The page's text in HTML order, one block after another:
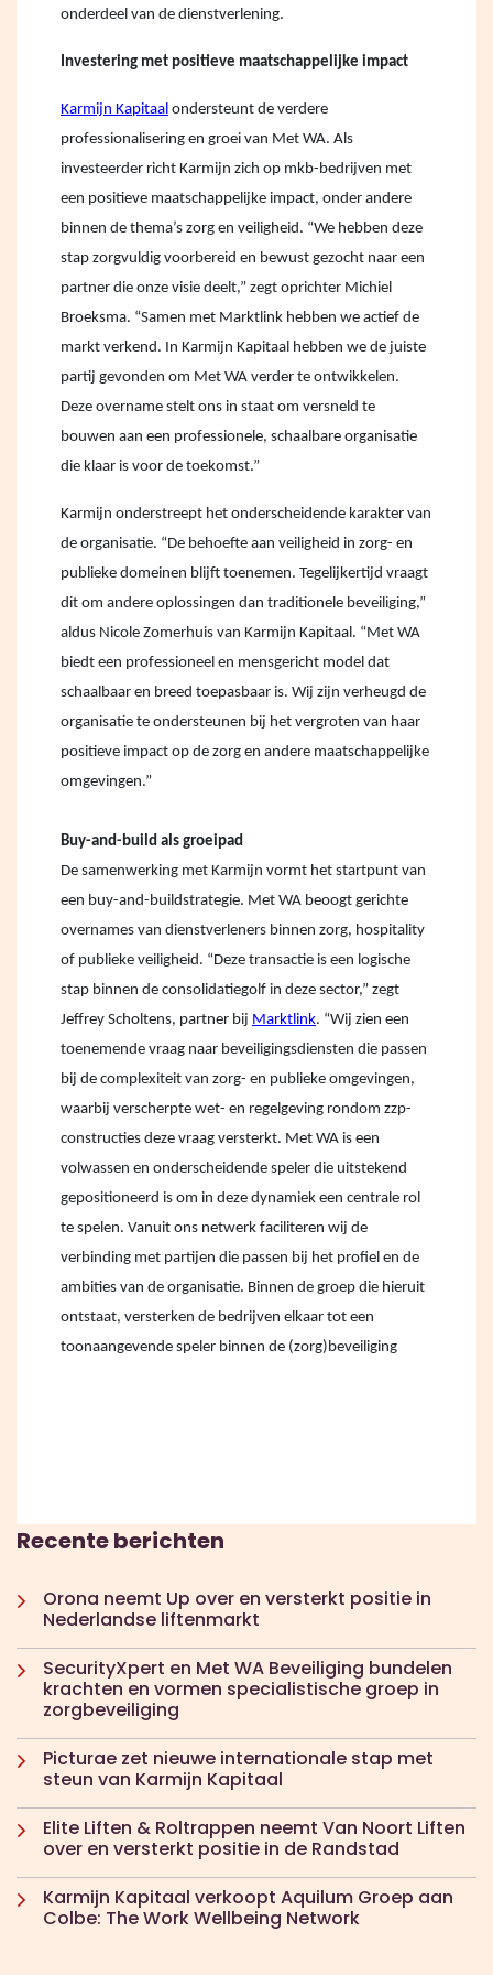
onderdeel van de dienstverlening.
Investering met positieve maatschappelijke impact
Karmijn Kapitaal ondersteunt de verdere
professionalisering en groei van Met WA. Als
investeerder richt Karmijn zich op mkb-bedrijven met
een positieve maatschappelijke impact, onder andere
binnen de thema’s zorg en veiligheid. “We hebben deze
stap zorgvuldig voorbereid en bewust gezocht naar een
partner die onze visie deelt,” zegt oprichter Michiel
Broeksma. “Samen met Marktlink hebben we actief de
markt verkend. In Karmijn Kapitaal hebben we de juiste
partij gevonden om Met WA verder te ontwikkelen.
Deze overname stelt ons in staat om versneld te
bouwen aan een professionele, schaalbare organisatie
die klaar is voor de toekomst.”
Karmijn onderstreept het onderscheidende karakter van
de organisatie. “De behoefte aan veiligheid in zorg- en
publieke domeinen blijft toenemen. Tegelijkertijd vraagt
dit om andere oplossingen dan traditionele beveiliging,”
aldus Nicole Zomerhuis van Karmijn Kapitaal. “Met WA
biedt een professioneel en mensgericht model dat
schaalbaar en breed toepasbaar is. Wij zijn verheugd de
organisatie te ondersteunen bij het vergroten van haar
positieve impact op de zorg en andere maatschappelijke
omgevingen.”
Buy-and-build als groeipad
De samenwerking met Karmijn vormt het startpunt van
een buy-and-buildstrategie. Met WA beoogt gerichte
overnames van dienstverleners binnen zorg, hospitality
of publieke veiligheid. “Deze transactie is een logische
stap binnen de consolidatiegolf in deze sector,” zegt
Jeffrey Scholtens, partner bij Marktlink. “Wij zien een
toenemende vraag naar beveiligingsdiensten die passen
bij de complexiteit van zorg- en publieke omgevingen,
waarbij verscherpte wet- en regelgeving rondom zzp-
constructies deze vraag versterkt. Met WA is een
volwassen en onderscheidende speler die uitstekend
gepositioneerd is om in deze dynamiek een centrale rol
te spelen. Vanuit ons netwerk faciliteren wij de
verbinding met partijen die passen bij het profiel en de
ambities van de organisatie. Binnen de groep die hieruit
ontstaat, versterken de bedrijven elkaar tot een
toonaangevende speler binnen de (zorg)beveiliging
Recente berichten
Orona neemt Up over en versterkt positie in
Nederlandse liftenmarkt
SecurityXpert en Met WA Beveiliging bundelen
krachten en vormen specialistische groep in
zorgbeveiliging
Picturae zet nieuwe internationale stap met
steun van Karmijn Kapitaal
Elite Liften & Roltrappen neemt Van Noort Liften
over en versterkt positie in de Randstad
Karmijn Kapitaal verkoopt Aquilum Groep aan
Colbe: The Work Wellbeing Network